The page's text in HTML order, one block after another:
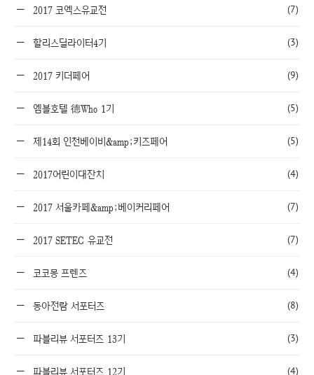
2017 코엑스유교전 (7)
할리스딜라이터4기 (3)
2017 키더페어 (9)
엠블호텔 德Who 1기 (5)
제14회 인천베이비&amp;키즈페어 (5)
2017어린이대잔치 (4)
2017 서울카페&amp;베이커리페어 (7)
2017 SETEC 유교전 (7)
코코몽 프렌즈 (4)
동아전람 서포터즈 (8)
파블리뷰 서포터즈 13기 (3)
파블리뷰 서포터즈 12기 (4)